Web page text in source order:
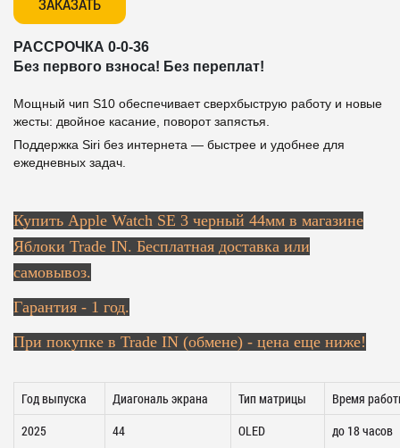
РАССРОЧКА 0-0-36
Без первого взноса! Без переплат!
Мощный чип S10 обеспечивает сверхбыструю работу и новые
жесты: двойное касание, поворот запястья.
Поддержка Siri без интернета — быстрее и удобнее для
ежедневных задач.
Купить Apple Watch SE 3 черный 44мм в магазине
Яблоки Trade IN. Бесплатная доставка или
самовывоз.
Гарантия - 1 год.
При покупке в Trade IN (обмене) - цена еще ниже!
Год выпуска Диагональ экрана Тип матрицы
Время
2025
44 OLED до 18 часов